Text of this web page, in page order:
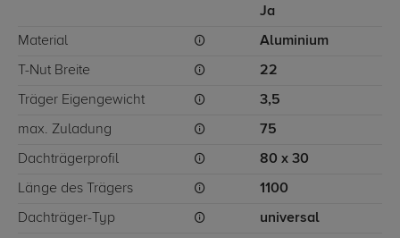
Ja
Material Aluminium
T-Nut Breite 22
Träger Eigengewicht 3,5
max. Zuladung 75
Dachträgerprofil 80 x 30
Länge des Trägers 1100
Dachträger-Typ universal